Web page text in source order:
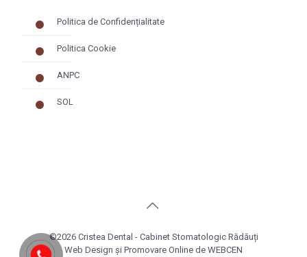
Politica de Confidențialitate
Politica Cookie
ANPC
SOL
©2026 Cristea Dental - Cabinet Stomatologic Rădăuți
Web Design și Promovare Online de WEBCEN